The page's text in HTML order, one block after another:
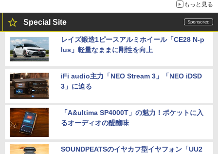
もっと見る
Special Site
レイズ鍛造1ピースアルミホイール「CE28 N-p
lus」軽量なままに剛性を向上
iFi audio主力「NEO Stream 3」「NEO iDSD
3」に迫る
「A&ultima SP4000T」の魅力！ポケットに入
るオーディオの醍醐味
SOUNDPEATSのイヤカフ型イヤフォン「UU2